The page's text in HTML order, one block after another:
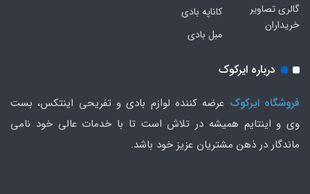
گالری تصاویر
خریداران
کاناپه بادی
مبل بادی
درباره ایرکوک
فروشگاه ایرکوک عرضه کننده لوازم بادی و تفریحی اینتکس، بست
وی و اینتایم همیشه در تلاش است تا با خدمات عالی خود نامی
ماندگار در ذهن مشتریان عزیز خود باشد.